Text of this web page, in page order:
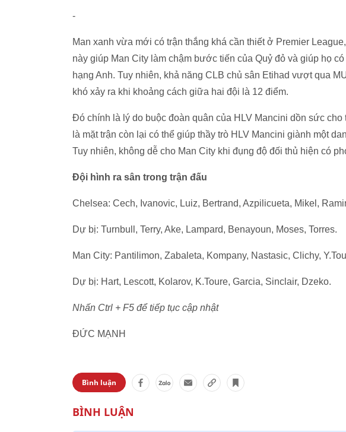
-
Man xanh vừa mới có trận thắng khá cần thiết ở Premier
này giúp Man City làm chậm bước tiến của Quỷ đỏ và giúp họ
hạng Anh. Tuy nhiên, khả năng CLB chủ sân Etihad vượt qua
khó xảy ra khi khoảng cách giữa hai đội là 12 điểm.
Đó chính là lý do buộc đoàn quân của HLV Mancini dồn sức
là mặt trận còn lại có thể giúp thầy trò HLV Mancini giành một
Tuy nhiên, không dễ cho Man City khi đụng độ đối thủ hiện có
Đội hình ra sân trong trận đấu
Chelsea: Cech, Ivanovic, Luiz, Bertrand, Azpilicueta, Mikel,
Dự bị: Turnbull, Terry, Ake, Lampard, Benayoun, Moses, Torres.
Man City: Pantilimon, Zabaleta, Kompany, Nastasic, Clichy,
Dự bị: Hart, Lescott, Kolarov, K.Toure, Garcia, Sinclair, Dzeko.
Nhấn Ctrl + F5 để tiếp tục cập nhật
ĐỨC MẠNH
Bình luận